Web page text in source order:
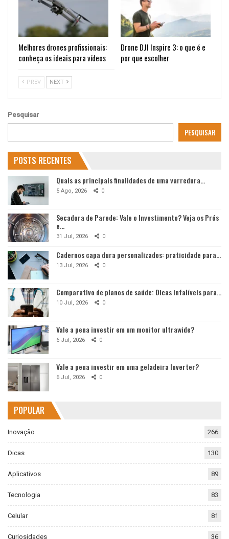
Melhores drones profissionais:
conheça os ideais para vídeos
Drone DJI Inspire 3: o que é e
por que escolher
PREV NEXT
Pesquisar
PESQUISAR
POSTS RECENTES
Quais as principais finalidades de uma varredura…
5 Ago, 2026 0
Secadora de Parede: Vale o Investimento? Veja os Prós
e…
31 Jul, 2026 0
Cadernos capa dura personalizados: praticidade para…
13 Jul, 2026 0
Comparativo de planos de saúde: Dicas infalíveis para…
10 Jul, 2026 0
Vale a pena investir em um monitor ultrawide?
6 Jul, 2026 0
Vale a pena investir em uma geladeira Inverter?
6 Jul, 2026 0
POPULAR
Inovação 266
Dicas 130
Aplicativos 89
Tecnologia 83
Celular 81
Curiosidades 36